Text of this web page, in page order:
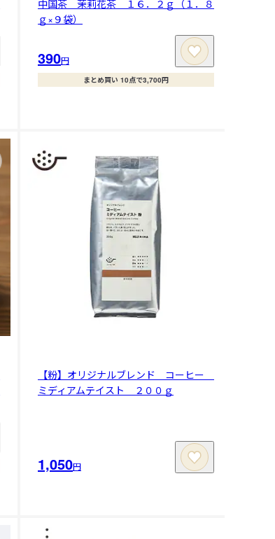
中国茶 茉莉花茶 １６．２ｇ（１．８
ｇ×９袋）
390円
まとめ買い 10点で3,700円
【粉】オリジナルブレンド コーヒー
ミディアムテイスト ２００ｇ
1,050円